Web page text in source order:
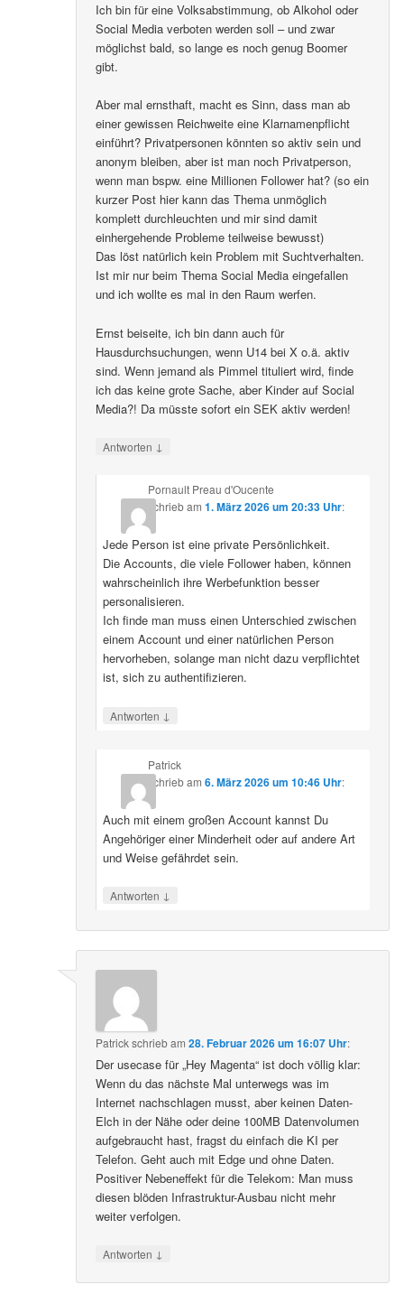
Ich bin für eine Volksabstimmung, ob Alkohol oder
Social Media verboten werden soll – und zwar
möglichst bald, so lange es noch genug Boomer
gibt.
Aber mal ernsthaft, macht es Sinn, dass man ab
einer gewissen Reichweite eine Klarnamenpflicht
einführt? Privatpersonen könnten so aktiv sein und
anonym bleiben, aber ist man noch Privatperson,
wenn man bspw. eine Millionen Follower hat? (so ein
kurzer Post hier kann das Thema unmöglich
komplett durchleuchten und mir sind damit
einhergehende Probleme teilweise bewusst)
Das löst natürlich kein Problem mit Suchtverhalten.
Ist mir nur beim Thema Social Media eingefallen
und ich wollte es mal in den Raum werfen.
Ernst beiseite, ich bin dann auch für
Hausdurchsuchungen, wenn U14 bei X o.ä. aktiv
sind. Wenn jemand als Pimmel tituliert wird, finde
ich das keine grote Sache, aber Kinder auf Social
Media?! Da müsste sofort ein SEK aktiv werden!
Antworten ↓
Pornault Preau d'Oucente
schriebam 1. März 2026 um 20:33 Uhr:
Jede Person ist eine private Persönlichkeit.
Die Accounts, die viele Follower haben, können
wahrscheinlich ihre Werbefunktion besser
personalisieren.
Ich finde man muss einen Unterschied zwischen
einem Account und einer natürlichen Person
hervorheben, solange man nicht dazu verpflichtet
ist, sich zu authentifizieren.
Antworten ↓
Patrick
schriebam 6. März 2026 um 10:46 Uhr:
Auch mit einem großen Account kannst Du
Angehöriger einer Minderheit oder auf andere Art
und Weise gefährdet sein.
Antworten ↓
Patrickschriebam28. Februar 2026 um 16:07 Uhr:
Der usecase für „Hey Magenta“ ist doch völlig klar:
Wenn du das nächste Mal unterwegs was im
Internet nachschlagen musst, aber keinen Daten-
Elch in der Nähe oder deine 100MB Datenvolumen
aufgebraucht hast, fragst du einfach die KI per
Telefon. Geht auch mit Edge und ohne Daten.
Positiver Nebeneffekt für die Telekom: Man muss
diesen blöden Infrastruktur-Ausbau nicht mehr
weiter verfolgen.
Antworten ↓